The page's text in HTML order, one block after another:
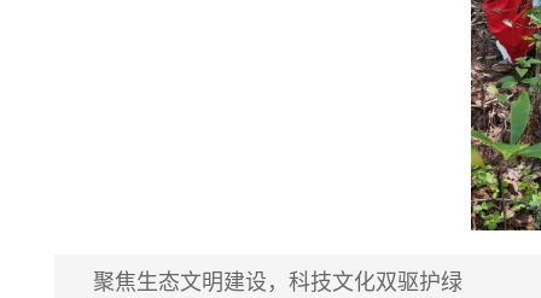
聚焦生态文明建设，科技文化双驱护绿